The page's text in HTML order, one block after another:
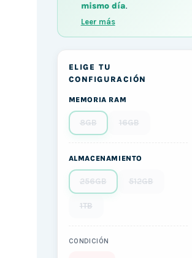
mismo día.
Leer más
ELIGE TU
CONFIGURACIÓN
MEMORIA RAM
8GB 16GB
ALMACENAMIENTO
256GB 512GB
1TB
CONDICIÓN